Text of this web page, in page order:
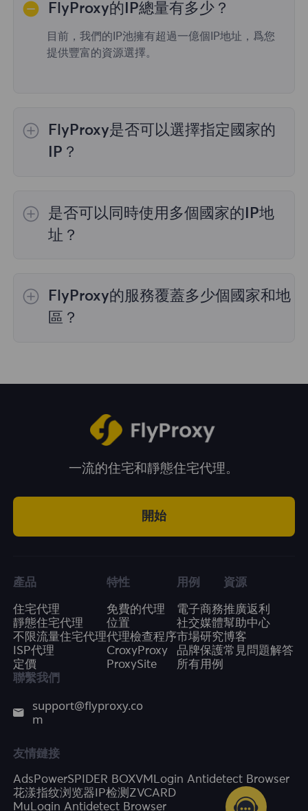
FlyProxy的IP總量有多少？
目前，我們的IP池擁有超過一億個IP地址，爲您
提供豐富的資源選擇。
FlyProxy是否可以選擇指定國家的
IP？
的代理選擇； 靜態住宅代理提供36個國家的代
理，購買時您可以選擇所需的國家。
是否可以同時使用多個國家的IP地
址？
有用。您可以在管理面板中自由選擇和切換不同
國家的IP地址。
FlyProxy的服務覆蓋多少個國家和地
區？
一流的住宅和靜態住宅代理。
開始
產品
住宅代理
靜態住宅代理
不限流量住宅代理
ISP代理
定價
特性
免費的代理
位置
代理檢查程序
CroxyProxy
ProxySite
用例
電子商務
社交媒體
市場研究
品牌保護
所有用例
資源
推廣返利
幫助中心
博客
常見問題解答
聯繫我們
support@flyproxy.co
m
友情鏈接
AdsPowerSPIDER BOXVMLogin Antidetect Browser
花漾指纹浏览器 IP检测 ZVCARD
MuLogin Antidetect Browser